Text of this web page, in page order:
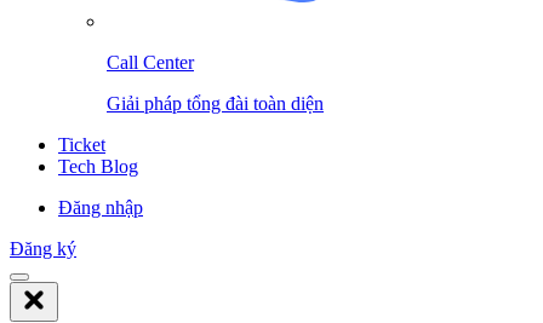
Call Center
Giải pháp tổng đài toàn diện
Ticket
Tech Blog
Đăng nhập
Đăng ký